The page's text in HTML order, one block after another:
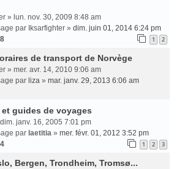
» lun. nov. 30, 2009 8:48 am
par Iksarfighter » dim. juin 01, 2014 6:24 pm
1 2
de transport de Norvège
» mer. avr. 14, 2010 9:06 am
par liza » mar. janv. 29, 2013 6:06 am
guides de voyages
janv. 16, 2005 7:01 pm
par laetitia » mer. févr. 01, 2012 3:52 pm
1 2 3
Bergen, Trondheim, Tromsø...